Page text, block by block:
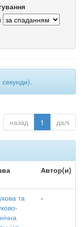
секунди).
назад 1 далі
Автор(и)
та
-